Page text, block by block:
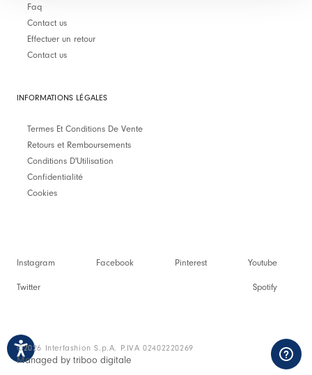
Faq
Contact us
Effectuer un retour
Contact us
INFORMATIONS LÉGALES
Termes Et Conditions De Vente
Retours et Remboursements
Conditions D'Utilisation
Confidentialité
Cookies
Instagram Facebook Pinterest Youtube
Twitter Spotify
©2026 Interfashion S.p.A. P.IVA 02402220269
Managed by triboo digitale